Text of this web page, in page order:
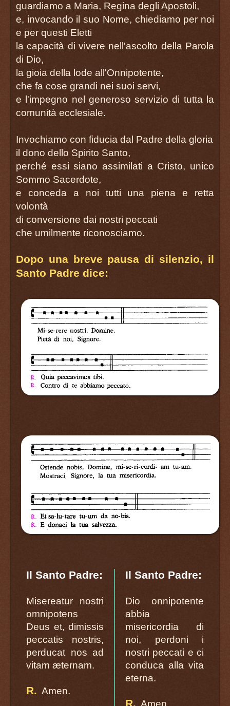
guardiamo a Maria, Regina degli Apostoli,
e, invocando il suo Nome, chiediamo per noi
e per questi Eletti
la capacità di vivere nell'ascolto della Parola
di Dio,
la gioia della lode all'Onnipotente,
che fa cose grandi nei suoi servi,
e l'impegno nel generoso servizio di tutta la
comunità ecclesiale.
Invochiamo con fiducia dal Padre della gloria
il dono dello Spirito Santo,
perché essi siano assimilati a Cristo, unico
Sommo Sacerdote,
e conceda a noi tutti una piena e retta
volontà
di conversione dai nostri peccati
che umilmente riconosciamo.
Dopo una breve pausa di silenzio, il
Santo Padre dice:
Il Santo Padre:
Misereatur nostri
omnipotens
Deus et, dimissis
peccatis nostris,
perducat nos ad
vitam æternam.
R. Amen.
Il Santo Padre:
Dio onnipotente
abbia
misericordia di
noi, perdoni i
nostri peccati e ci
conduca alla vita
eterna.
R. Amen.